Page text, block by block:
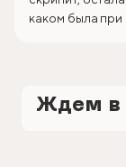
каком была при
Ждем в